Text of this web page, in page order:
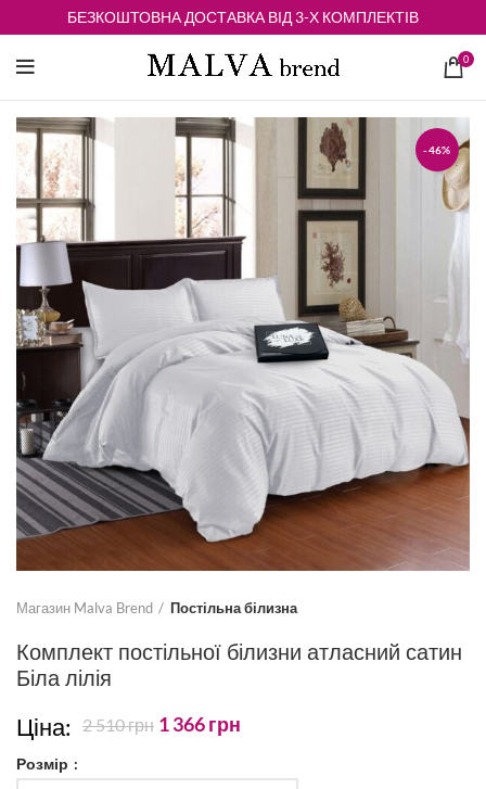
БЕЗКОШТОВНА ДОСТАВКА ВІД 3-Х КОМПЛЕКТІВ
0
-46%
Магазин Malva Brend Постільна білизна
Комплект постільної білизни атласний сатин
Біла лілія
Ціна: 2 510грн 1 366грн
Розмір